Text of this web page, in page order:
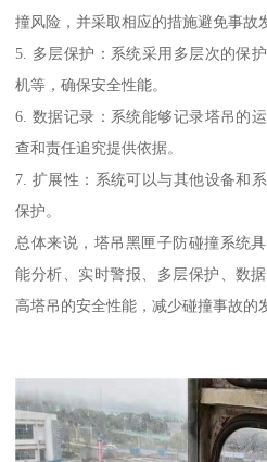
撞风险，并采取相应的措施避免事故
5. 多层保护：系统采用多层次的保
机等，确保安全性能。
6. 数据记录：系统能够记录塔吊的
查和责任追究提供依据。
7. 扩展性：系统可以与其他设备和
保护。
总体来说，塔吊黑匣子防碰撞系统
能分析、实时警报、多层保护、数
高塔吊的安全性能，减少碰撞事故的